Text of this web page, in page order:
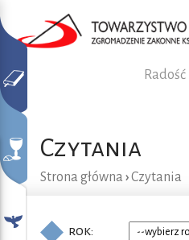
Czytania
Strona główna ›Czytania
rok: